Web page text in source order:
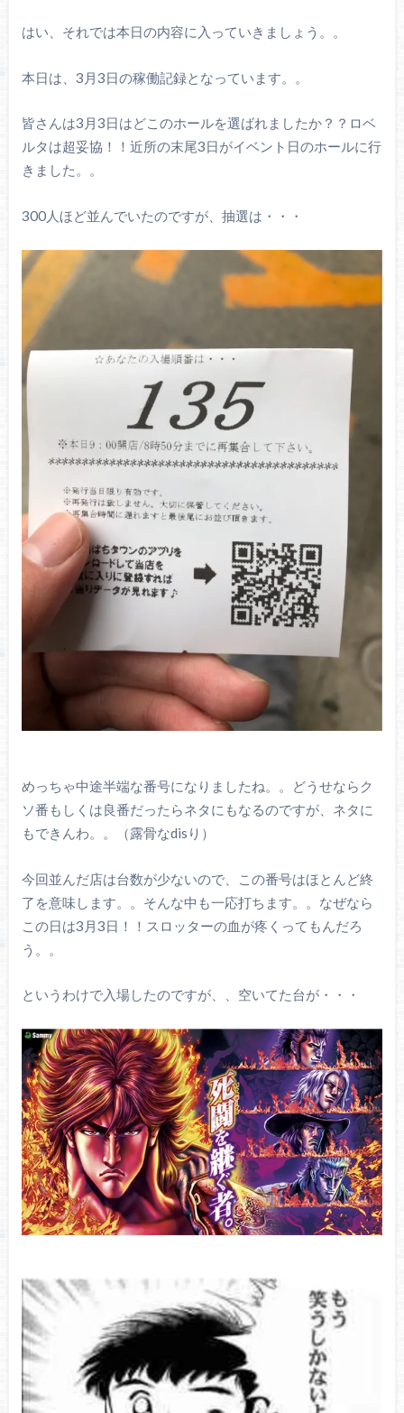
はい、それでは本日の内容に入っていきましょう。。
本日は、3月3日の稼働記録となっています。。
皆さんは3月3日はどこのホールを選ばれましたか？？ロベ
ルタは超妥協！！近所の末尾3日がイベント日のホールに行
きました。。
300人ほど並んでいたのですが、抽選は・・・
めっちゃ中途半端な番号になりましたね。。どうせならク
ソ番もしくは良番だったらネタにもなるのですが、ネタに
もできんわ。。（露骨なdisり）
今回並んだ店は台数が少ないので、この番号はほとんど終
了を意味します。。そんな中も一応打ちます。。なぜなら
この日は3月3日！！スロッターの血が疼くってもんだろ
う。。
というわけで入場したのですが、、空いてた台が・・・